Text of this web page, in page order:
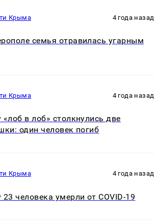
Крыма 4 года назад
семья отравилась угарным
Крыма 4 года назад
в лоб» столкнулись две
один человек погиб
Крыма 4 года назад
человека умерли от COVID-19